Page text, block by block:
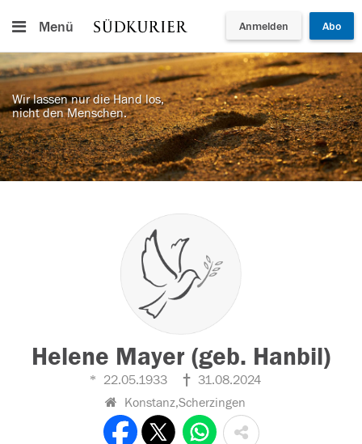
Menü Anmelden Abo
Wir lassen nur die Hand los,
nicht den Menschen.
Helene Mayer (geb. Hanbil)
22.05.1933
31.08.2024
Konstanz,Scherzingen